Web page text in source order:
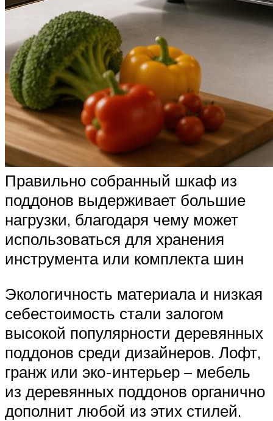
Правильно собранный шкаф из
поддонов выдерживает большие
нагрузки, благодаря чему может
использоваться для хранения
инструмента или комплекта шин
Экологичность материала и низкая
себестоимость стали залогом
высокой популярности деревянных
поддонов среди дизайнеров. Лофт,
гранж или эко-интерьер – мебель
из деревянных поддонов органично
дополнит любой из этих стилей.